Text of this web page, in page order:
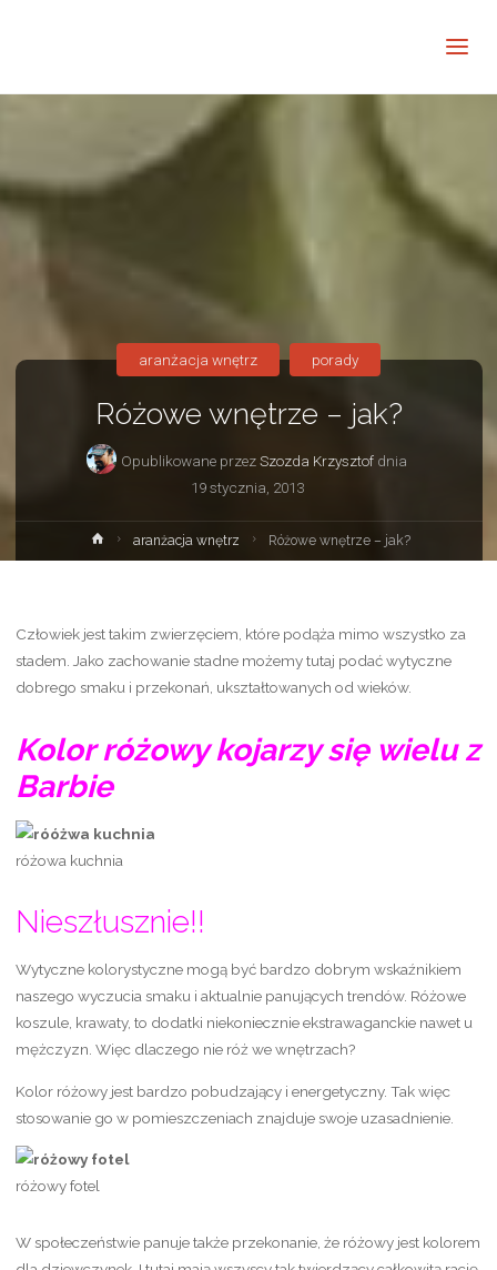
Różowe wnętrze – jak?
Opublikowane przezSzozda Krzysztof dnia
19 stycznia, 2013
aranżacja wnętrz porady
Strona
główna
aranżacja wnętrz Różowe wnętrze – jak?
Człowiek jest takim zwierzęciem, które podąża mimo wszystko za
stadem. Jako zachowanie stadne możemy tutaj podać wytyczne
dobrego smaku i przekonań, ukształtowanych od wieków.
Kolor różowy kojarzy się wielu z
Barbie
różowa kuchnia
Nieszłusznie!!
Wytyczne kolorystyczne mogą być bardzo dobrym wskaźnikiem
naszego wyczucia smaku i aktualnie panujących trendów. Różowe
koszule, krawaty, to dodatki niekoniecznie ekstrawaganckie nawet u
mężczyzn. Więc dlaczego nie róż we wnętrzach?
Kolor różowy jest bardzo pobudzający i energetyczny. Tak więc
stosowanie go w pomieszczeniach znajduje swoje uzasadnienie.
różowy fotel
W społeczeństwie panuje także przekonanie, że różowy jest kolorem